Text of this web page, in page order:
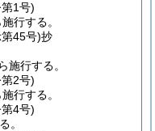
1号)
行する。
45号)抄
施行する。
2号)
行する。
4号)
。